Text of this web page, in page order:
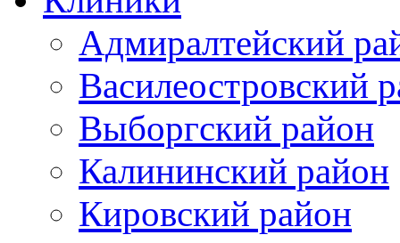
Адмиралтейский
Василеостровский
Выборгский район
Калининский район
Кировский район